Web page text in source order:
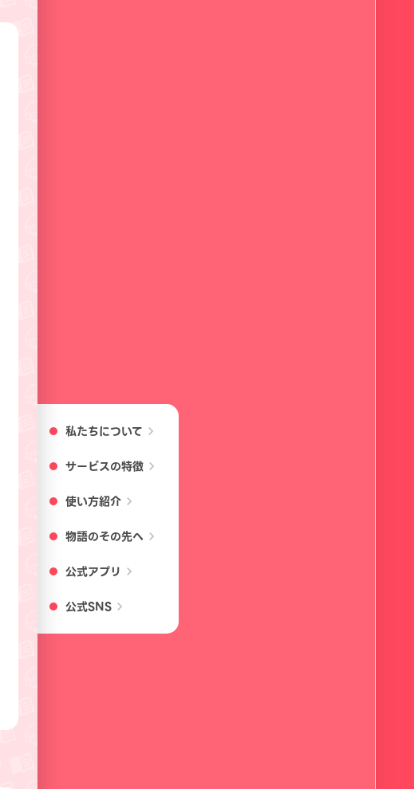
私たちについて chevron_right
サービスの特徴 chevron_right
使い方紹介 chevron_right
物語のその先へ chevron_right
公式アプリ chevron_right
公式SNS chevron_right